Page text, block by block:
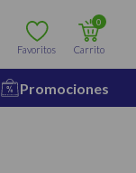
Favoritos Carrito
0
Promociones